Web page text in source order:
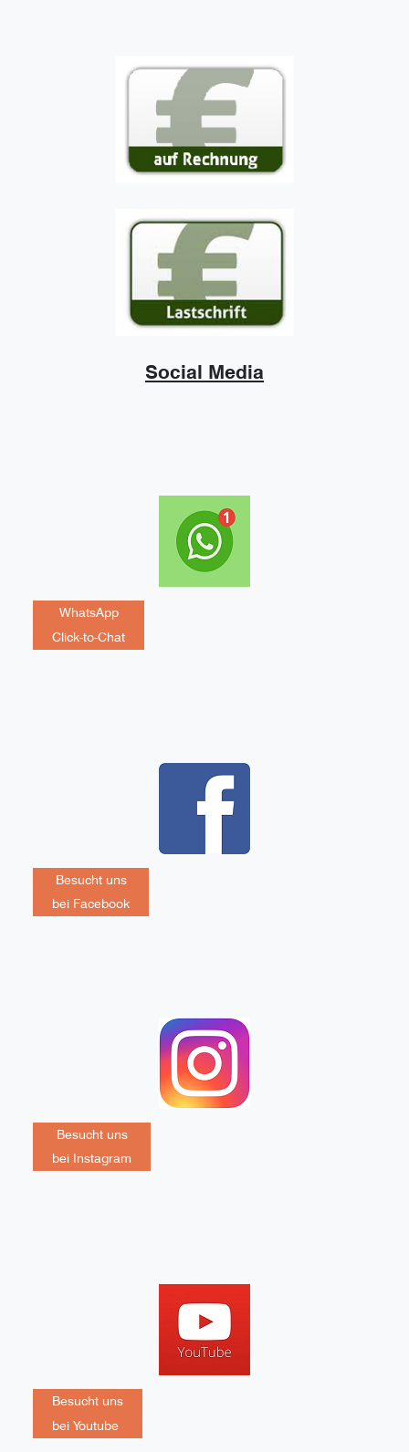
Social Media
WhatsApp
Click-to-Chat
Besucht uns
bei Facebook
Besucht uns
bei Instagram
Besucht uns
bei Youtube